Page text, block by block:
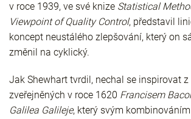
v roce 1939, ve své knize Statistical
Viewpoint of Quality Control, představil
koncept neustálého zlepšování, který on
změnil na cyklický.
Jak Shewhart tvrdil, nechal se inspirovat z
zveřejněných v roce 1620 Francisem
Galilea Galileje, který svým